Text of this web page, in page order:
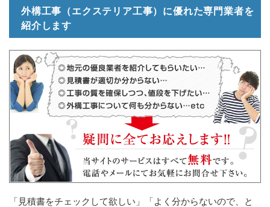
外構工事（エクステリア工事）に優れた専門業者を
紹介します
「見積書をチェックして欲しい」「よく分からないので、と